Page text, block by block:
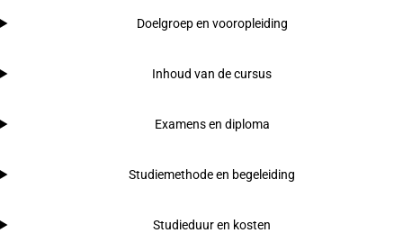
Doelgroep en vooropleiding
Inhoud van de cursus
Examens en diploma
Studiemethode en begeleiding
Studieduur en kosten